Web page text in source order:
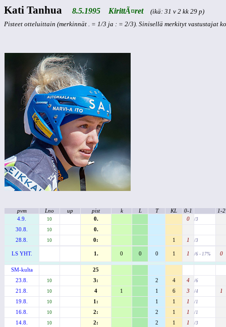
Kati Tanhua 8.5.1995 KirittÃ¤ret
(ikä: 31 v 2 kk 29 p)
Pisteet otteluittain (merkinnät . = 1/3 ja : = 2/3). Sinisellä merkityt vastustajat
pvm Lno up pist k L T KL 0-1
1-2
4.9.
10 0. 0 /3
30.8. 10
0.
28.8.
10 0: 1 1 /3
LS YHT. 1. 0 0 0 1 1 /6 - 17% 0
SM-kulta
25
23.8.
10 3: 2 4 4 /6
21.8. 10 4 1 1 6 3 /4
1
19.8.
10 1: 1 1 1 /1
16.8. 10 2: 2 1 1 /1
14.8. 10 2: 2 1 1 /3